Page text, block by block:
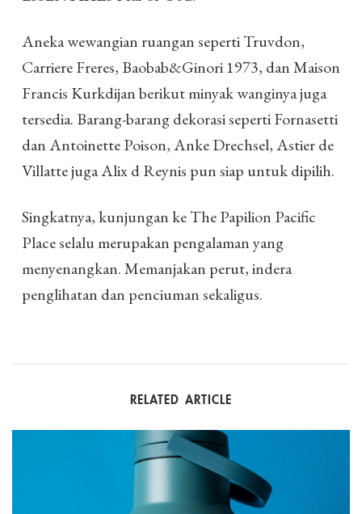
Aneka wewangian ruangan seperti Truvdon,
Carriere Freres, Baobab&Ginori 1973, dan Maison
Francis Kurkdijan berikut minyak wanginya juga
tersedia. Barang-barang dekorasi seperti Fornasetti
dan Antoinette Poison, Anke Drechsel, Astier de
Villatte juga Alix d Reynis pun siap untuk dipilih.
Singkatnya, kunjungan ke The Papilion Pacific
Place selalu merupakan pengalaman yang
menyenangkan. Memanjakan perut, indera
penglihatan dan penciuman sekaligus.
RELATED ARTICLE